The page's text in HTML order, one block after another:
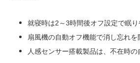
就寝時は2～3時間後オフ設定で眠り
扇風機の自動オフ機能で消し忘れを
人感センサー搭載製品は、不在時